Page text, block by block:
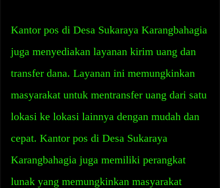
Kantor pos di Desa Sukaraya Karangbahagia
juga menyediakan layanan kirim uang dan
transfer dana. Layanan ini memungkinkan
masyarakat untuk mentransfer uang dari satu
lokasi ke lokasi lainnya dengan mudah dan
cepat. Kantor pos di Desa Sukaraya
Karangbahagia juga memiliki perangkat
lunak yang memungkinkan masyarakat